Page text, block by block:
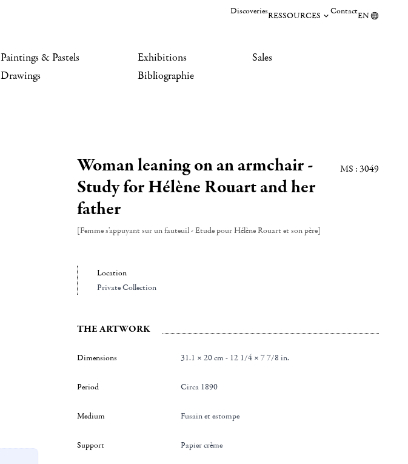
DiscoveriesRESSOURCES ContactEN
Paintings & Pastels
Drawings
Exhibitions
Bibliographie
Sales
Woman leaning on an armchair -
Study for Hélène Rouart and her
father
[Femme s'appuyant sur un fauteuil - Etude pour Hélène Rouart et son père]
MS : 3049
Location
Private Collection
THE ARTWORK
Dimensions 31.1 × 20 cm - 12 1/4 × 7 7/8 in.
Period Circa 1890
Medium Fusain et estompe
Support Papier crème